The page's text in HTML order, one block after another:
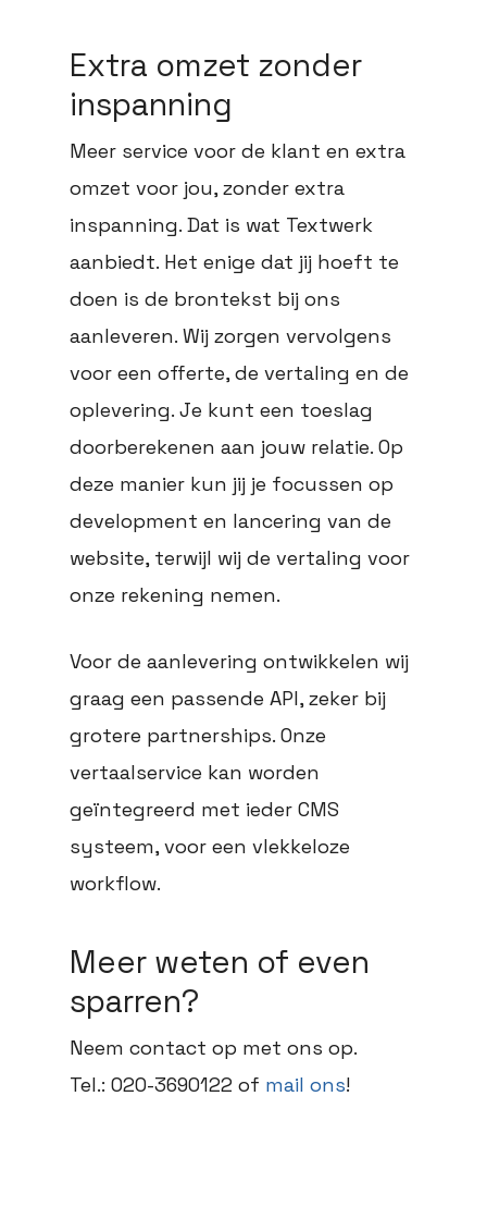
Extra omzet zonder
inspanning
Meer service voor de klant en extra
omzet voor jou, zonder extra
inspanning. Dat is wat Textwerk
aanbiedt. Het enige dat jij hoeft te
doen is de brontekst bij ons
aanleveren. Wij zorgen vervolgens
voor een offerte, de vertaling en de
oplevering. Je kunt een toeslag
doorberekenen aan jouw relatie. Op
deze manier kun jij je focussen op
development en lancering van de
website, terwijl wij de vertaling voor
onze rekening nemen.
Voor de aanlevering ontwikkelen wij
graag een passende API, zeker bij
grotere partnerships. Onze
vertaalservice kan worden
geïntegreerd met ieder CMS
systeem, voor een vlekkeloze
workflow.
Meer weten of even
sparren?
Neem contact op met ons op.
Tel.: 020-3690122 of mail ons!